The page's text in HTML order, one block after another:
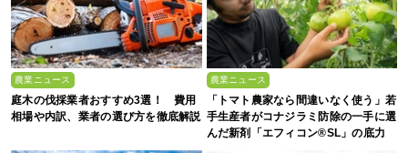
農業ニュース
庭木の伐採業者おすすめ3選！ 費用
相場や内訳、業者の選び方を徹底解説
農業ニュース
「トマト農家なら間違いなく使う」若
手生産者がコナジラミ防除の一手に選
んだ新剤「エフィコン®SL」の底力